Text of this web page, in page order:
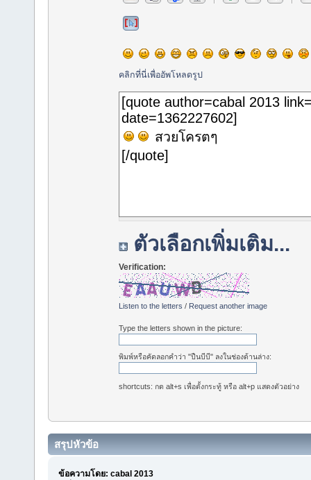
คลิกที่นี่เพื่ออัพโหลดรูป
ตัวเลือกเพิ่มเติม...
Verification:
Listen to the letters / Request another image
Type the letters shown in the picture:
พิมพ์หรือคัดลอกคำว่า "ปืนบีบี" ลงในช่องด้านล่าง:
shortcuts: กด alt+s เพื่อตั้งกระทู้ หรือ alt+p แสดงตัวอย่าง
สรุปหัวข้อ
ข้อความโดย: cabal 2013